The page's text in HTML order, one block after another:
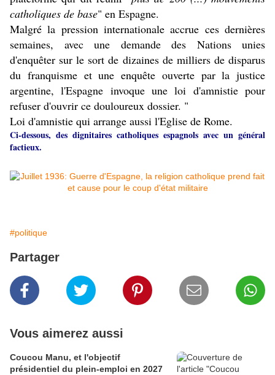
catholiques de base" en Espagne.
Malgré la pression internationale accrue ces dernières
semaines, avec une demande des Nations unies
d'enquêter sur le sort de dizaines de milliers de disparus
du franquisme et une enquête ouverte par la justice
argentine, l'Espagne invoque une loi d'amnistie pour
refuser d'ouvrir ce douloureux dossier. "
Loi d'amnistie qui arrange aussi l'Eglise de Rome.
Ci-dessous, des dignitaires catholiques espagnols avec un général
factieux.
#politique
Partager
Vous aimerez aussi
Coucou Manu, et l'objectif
présidentiel du plein-emploi en 2027